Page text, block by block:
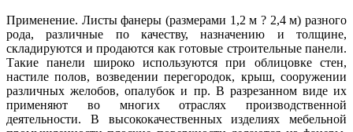
Применение. Листы фанеры (размерами 1,2 м ? 2,4 м) разного
рода, различные по качеству, назначению и толщине,
складируются и продаются как готовые строительные панели.
Такие панели широко используются при облицовке стен,
настиле полов, возведении перегородок, крыш, сооружении
различных желобов, опалубок и пр. В разрезанном виде их
применяют во многих отраслях производственной
деятельности. В высококачественных изделиях мебельной